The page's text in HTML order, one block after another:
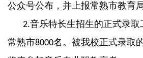
公众号公布，并上报常熟市教育
2.音乐特长生招生的正式录
常熟市8000名。被我校正式录取